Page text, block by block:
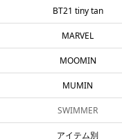
BT21 tiny tan
MARVEL
MOOMIN
MUMIN
SWIMMER
アイテム別